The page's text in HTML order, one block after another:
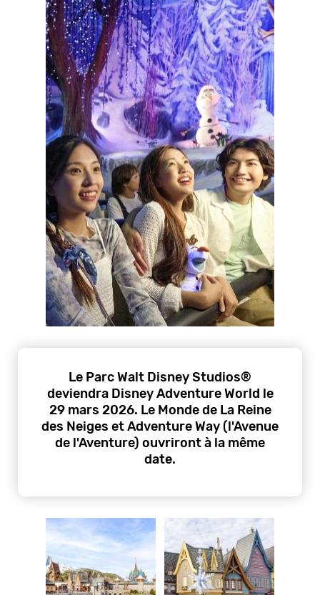
Le Parc Walt Disney Studios®
deviendra Disney Adventure World le
29 mars 2026. Le Monde de La Reine
des Neiges et Adventure Way (l'Avenue
de l'Aventure) ouvriront à la même
date.